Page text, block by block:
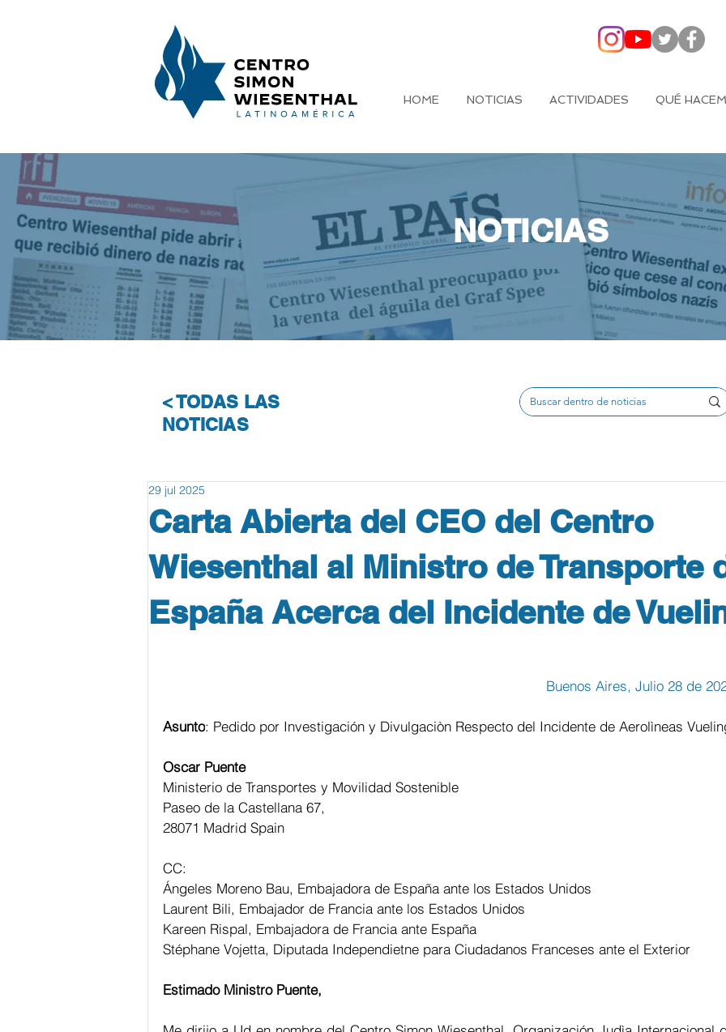
HOME NOTICIAS ACTIVIDADES QUÉ
NOTICIAS
< TODAS LAS
NOTICIAS
Carta Abierta del CEO del Centro
Wiesenthal al Ministro de Transporte
España Acerca del Incidente de
29 jul 2025
Buenos Aires, Julio 28 de
Asunto: Pedido por Investigación y Divulgaciòn Respecto del Incidente de Aerolìneas
Oscar Puente
Ministerio de Transportes y Movilidad Sostenible
Paseo de la Castellana 67,
28071 Madrid Spain
CC:
Ángeles Moreno Bau​, Embajadora de España ante los Estados Unidos
Laurent Bili, Embajador de Francia ante los Estados Unidos
Kareen Rispal, Embajadora de Francia ante España
Stéphane Vojetta, Diputada Independietne para Ciudadanos Franceses ante el Exterior
Estimado Ministro Puente,